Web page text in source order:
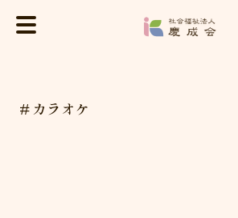
慶成会について
＃カラオケ